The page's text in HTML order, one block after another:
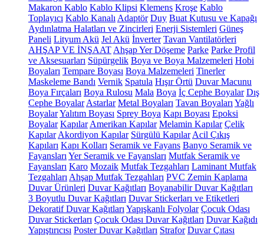
Makaron Kablo Kablo Klipsi Klemens Kroşe Kablo
Toplayıcı Kablo Kanalı Adaptör Duy Buat Kutusu ve Kapağı
Aydınlatma Halatları ve Zincirleri Enerji Sistemleri Güneş
Paneli Lityum Akü Jel Akü İnverter Tavan Vantilatörleri
AHŞAP VE İNŞAAT Ahşap Yer Döşeme Parke Parke Profil
ve Aksesuarları Süpürgelik Boya ve Boya Malzemeleri Hobi
Boyaları Tempare Boyası Boya Malzemeleri Tinerler
Maskeleme Bandı Vernik Spatula Hışır Örtü Duvar Macunu
Boya Fırçaları Boya Rulosu Mala Boya İç Cephe Boyalar Dış
Cephe Boyalar Astarlar Metal Boyaları Tavan Boyaları Yağlı
BoyalarYalıtım Boyası Sprey Boya Kapı Boyası Epoksi
Boyalar Kapılar Amerikan Kapılar Melamin Kapılar Çelik
Kapılar Akordiyon Kapılar Sürgülü Kapılar Acil Çıkış
Kapıları Kapı Kolları Seramik ve Fayans Banyo Seramik ve
Fayansları Yer Seramik ve Fayansları Mutfak Seramik ve
Fayansları Karo Mozaik Mutfak Tezgahları Laminant Mutfak
Tezgahları Ahşap Mutfak Tezgahları PVC Zemin Kaplama
Duvar Ürünleri Duvar Kağıtları Boyanabilir Duvar Kağıtları
3 Boyutlu Duvar Kağıtları Duvar Stickerları ve Etiketleri
Dekoratif Duvar Kağıtları Yapışkanlı Folyolar Çocuk Odası
Duvar Stickerları Çocuk Odası Duvar Kağıtları Duvar Kağıdı
Yapıştırıcısı Poster Duvar Kağıtları Strafor Duvar Çıtası